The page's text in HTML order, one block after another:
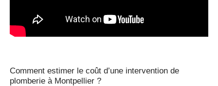
Comment estimer le coût d’une intervention de
plomberie à Montpellier ?